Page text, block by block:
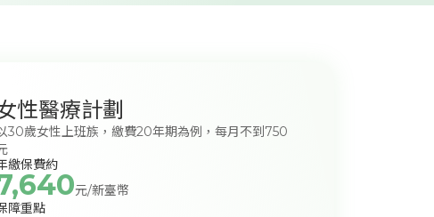
性醫療計劃
30歲女性上班族，繳費20年期為例，每月不到750
繳保費約
元/新臺幣
障重點